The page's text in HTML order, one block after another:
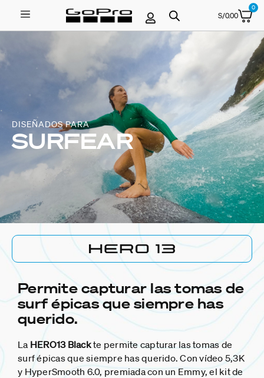
S/0.00
0
DISEÑADOS PARA
SURFEAR
Permite capturar las tomas de
surf épicas que siempre has
querido.
La HERO13 Blackte permite capturar las tomas de
surf épicas que siempre has querido. Con vídeo 5,3K
y HyperSmooth 6.0, premiada con un Emmy, el kit de